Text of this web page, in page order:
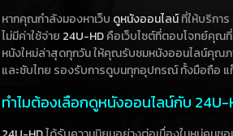
หากคุณกำลังมองหาเว็บ ดูหนังออนไลน์ที่ให้บริการ
ไม่มีค่าใช้จ่าย 24U-HDคือเว็บไซต์ที่ตอบโจทย์คุณ
หนังใหม่ล่าสุดทุกวัน ให้คุณรับชมหนังออนไลน์คุณ
และซับไทย รองรับการดูบนทุกอุปกรณ์ ทั้งมือถือ แ
ทำไมต้องเลือกดูหนังออนไลน์กับ 24U-